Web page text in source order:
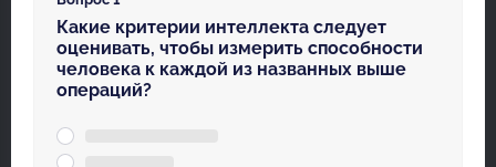
Какие критерии интеллекта следует
оценивать, чтобы измерить способности
человека к каждой из названных выше
операций?